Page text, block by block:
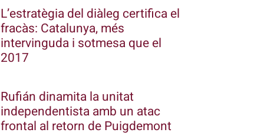
L’estratègia del diàleg certifica el
fracàs: Catalunya, més
intervinguda i sotmesa que el
2017
Rufián dinamita la unitat
independentista amb un atac
frontal al retorn de Puigdemont